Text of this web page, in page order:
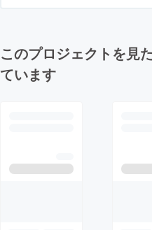
このプロジェクトを見
ています